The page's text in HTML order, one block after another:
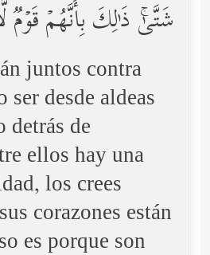
شَتَّىٰۚ ذَ ٰ⁠لِكَ بِأَنَّهُمۡ قَوۡمࣱ
juntos contra
desde aldeas
de
ellos hay una
los crees
corazones están
es porque son